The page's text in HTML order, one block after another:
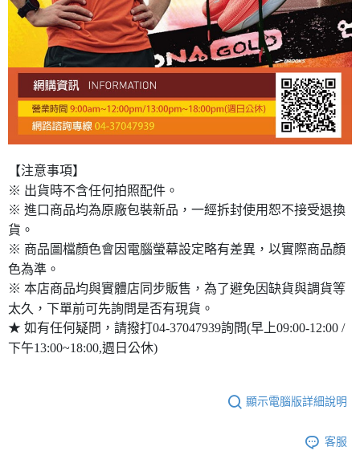
【注意事項】
※ 出貨時不含任何拍照配件。
※ 進口商品均為原廠包裝新品，一經拆封使用恕不接受退換
貨。
※ 商品圖檔顏色會因電腦螢幕設定略有差異，以實際商品顏
色為準。
※ 本店商品均與實體店同步販售，為了避免因缺貨與調貨等
太久，下單前可先詢問是否有現貨。
★ 如有任何疑問，請撥打04-37047939詢問(早上09:00-12:00 /
下午13:00~18:00,週日公休)
顯示電腦版詳細說明
客服